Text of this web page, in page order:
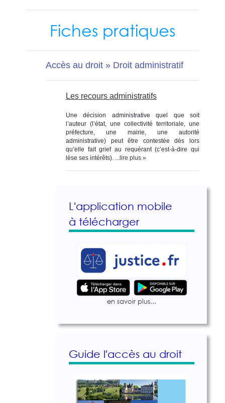
Fiches pratiques
Accès au droit » Droit administratif
Les recours administratifs
Une décision administrative quel que soit
l’auteur (l’état, une collectivité territoriale, une
préfecture, une mairie, une autorité
administrative) peut être contestée dès lors
qu’elle fait grief au requérant (c’est-à-dire qui
lèse ses intérêts).
...lire plus »
L'application mobile
à télécharger
en savoir plus...
Guide l'accès au droit